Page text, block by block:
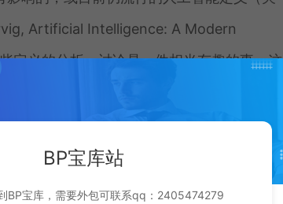
Artificial Intelligence: A Modern
义的分析、讨论是一件相当有趣的事，这
似于科幻迷们对阿西莫夫的“机器人三定律”
说，“嗨，管他什么是人工智能呢？只要机
BP宝库站
BP宝库，需要外包可联系qq：2405474279